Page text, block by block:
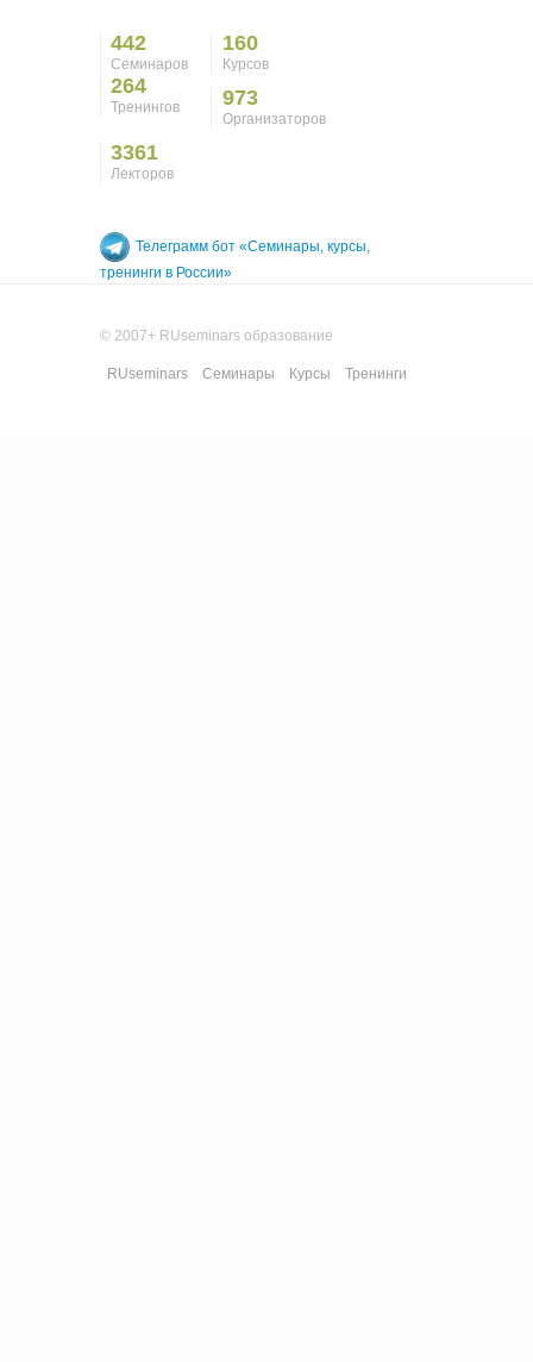
442
Семинаров
160
Курсов
264
Тренингов 973
Организаторов
3361
Лекторов
Телеграмм бот «Семинары, курсы,
тренинги в России»
© 2007+ RUseminars образование
RUseminars Семинары Курсы Тренинги